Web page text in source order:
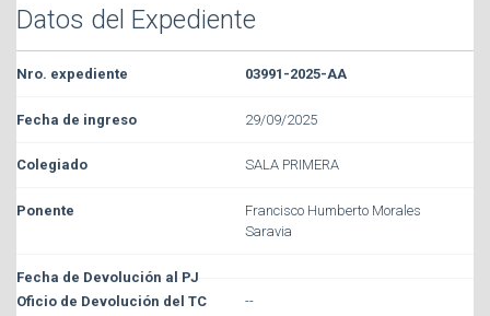
Datos del Expediente
03991-2025-AA
29/09/2025
SALA PRIMERA
Francisco Humberto Morales
Saravia
--